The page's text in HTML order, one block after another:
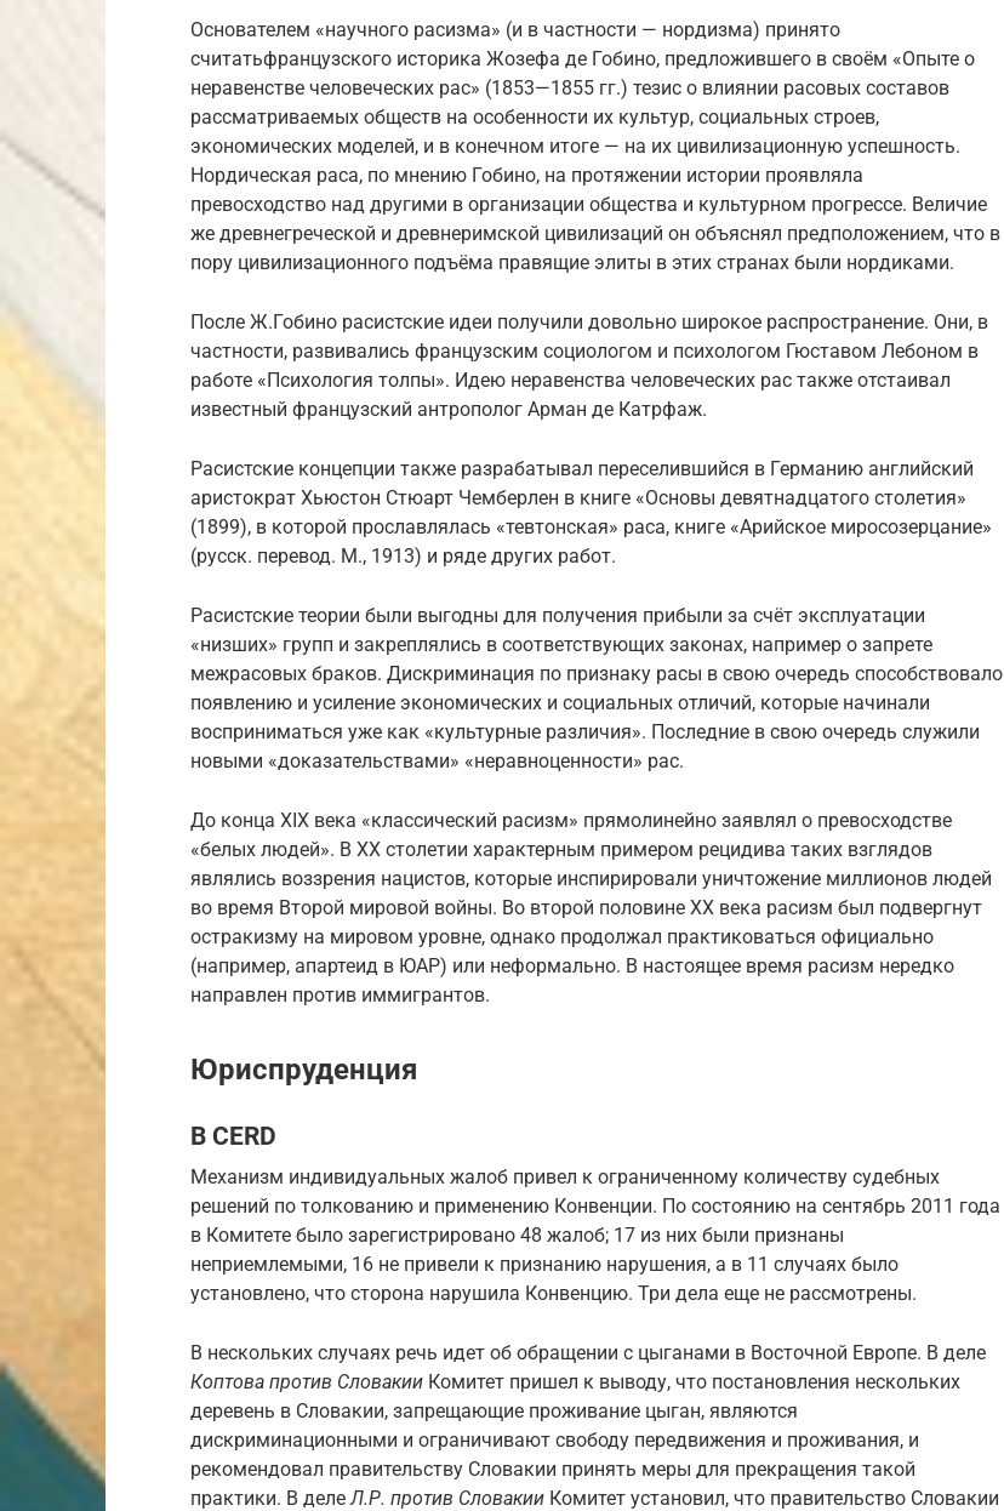
Основателем «научного расизма» (и в частности — нордизма) принято
считатьфранцузского историка Жозефа де Гобино, предложившего в своём «Опыте о
неравенстве человеческих рас» (1853—1855 гг.) тезис о влиянии расовых составов
рассматриваемых обществ на особенности их культур, социальных строев,
экономических моделей, и в конечном итоге — на их цивилизационную успешность.
Нордическая раса, по мнению Гобино, на протяжении истории проявляла
превосходство над другими в организации общества и культурном прогрессе. Величие
же древнегреческой и древнеримской цивилизаций он объяснял предположением, что в
пору цивилизационного подъёма правящие элиты в этих странах были нордиками.
После Ж.Гобино расистские идеи получили довольно широкое распространение. Они, в
частности, развивались французским социологом и психологом Гюставом Лебоном в
работе «Психология толпы». Идею неравенства человеческих рас также отстаивал
известный французский антрополог Арман де Катрфаж.
Расистские концепции также разрабатывал переселившийся в Германию английский
аристократ Хьюстон Стюарт Чемберлен в книге «Основы девятнадцатого столетия»
(1899), в которой прославлялась «тевтонская» раса, книге «Арийское миросозерцание»
(русск. перевод. М., 1913) и ряде других работ.
Расистские теории были выгодны для получения прибыли за счёт эксплуатации
«низших» групп и закреплялись в соответствующих законах, например о запрете
межрасовых браков. Дискриминация по признаку расы в свою очередь способствовало
появлению и усиление экономических и социальных отличий, которые начинали
восприниматься уже как «культурные различия». Последние в свою очередь служили
новыми «доказательствами» «неравноценности» рас.
До конца XIX века «классический расизм» прямолинейно заявлял о превосходстве
«белых людей». В XX столетии характерным примером рецидива таких взглядов
являлись воззрения нацистов, которые инспирировали уничтожение миллионов людей
во время Второй мировой войны. Во второй половине XX века расизм был подвергнут
остракизму на мировом уровне, однако продолжал практиковаться официально
(например, апартеид в ЮАР) или неформально. В настоящее время расизм нередко
направлен против иммигрантов.
Юриспруденция
В CERD
Механизм индивидуальных жалоб привел к ограниченному количеству судебных
решений по толкованию и применению Конвенции. По состоянию на сентябрь 2011 года
в Комитете было зарегистрировано 48 жалоб; 17 из них были признаны
неприемлемыми, 16 не привели к признанию нарушения, а в 11 случаях было
установлено, что сторона нарушила Конвенцию. Три дела еще не рассмотрены.
В нескольких случаях речь идет об обращении с цыганами в Восточной Европе. В деле
Коптова против Словакии Комитет пришел к выводу, что постановления нескольких
деревень в Словакии, запрещающие проживание цыган, являются
дискриминационными и ограничивают свободу передвижения и проживания, и
рекомендовал правительству Словакии принять меры для прекращения такой
практики. В деле Л.Р. против Словакии Комитет установил, что правительство Словакии